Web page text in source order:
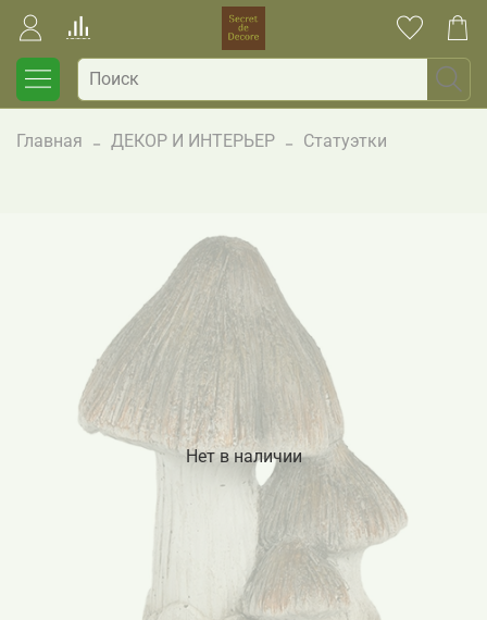
Главная ДЕКОР И ИНТЕРЬЕР Статуэтки
Нет в наличии